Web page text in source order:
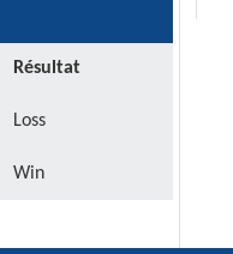
Résultat
Loss
Win